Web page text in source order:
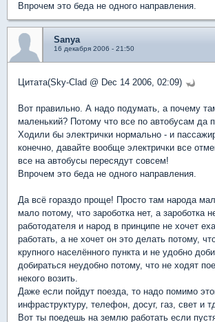
Впрочем это беда не одного направления.
Sanya
16 декабря 2006 - 21:50
Цитата(Sky-Clad @ Dec 14 2006, 02:09)
Вот правильно. А надо подумать, а почему
маленький? Потому что все по автобусам да
Ходили бы электрички нормально - и
конечно, давайте вообще электрички все
все на автобусы пересядут совсем!
Впрочем это беда не одного направления.
Да всё гораздо проще! Просто там народа
мало потому, что зароботка нет, а зароботка
работодателя и народ в принципе не хочет
работать, а не хочет он это делать потому,
крупного населённого пункта и не удобно
добираться неудобно потому, что не ходят
некого возить.
Даже если пойдут поезда, то надо помимо
инфраструктуру, телефон, досуг, газ, свет и
Вот ты поедешь на землю работать если